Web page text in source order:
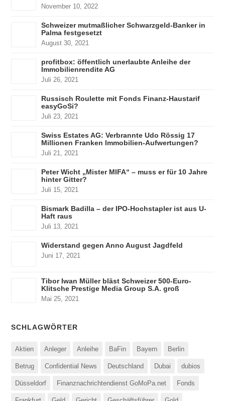
November 10, 2022
Schweizer mutmaßlicher Schwarzgeld-Banker in
Palma festgesetzt
August 30, 2021
profitbox: öffentlich unerlaubte Anleihe der
Immobilienrendite AG
Juli 26, 2021
Russisch Roulette mit Fonds Finanz-Haustarif
easyGoSi?
Juli 23, 2021
Swiss Estates AG: Verbrannte Udo Rössig 17
Millionen Franken Immobilien-Aufwertungen?
Juli 21, 2021
Peter Wicht „Mister MIFA“ – muss er für 10 Jahre
hinter Gitter?
Juli 15, 2021
Bismark Badilla – der IPO-Hochstapler ist aus U-
Haft raus
Juli 13, 2021
Widerstand gegen Anno August Jagdfeld
Juni 17, 2021
Tibor Iwan Müller bläst Schweizer 500-Euro-
Klitsche Prestige Media Group S.A. groß
Mai 25, 2021
SCHLAGWÖRTER
Aktien Anleger Anleihe BaFin Bayern Berlin
Betrug Confidential News Deutschland Dubai dubios
Düsseldorf Finanznachrichtendienst GoMoPa.net Fonds